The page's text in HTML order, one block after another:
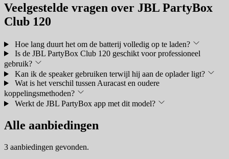
Veelgestelde vragen over JBL PartyBox
Club 120
Hoe lang duurt het om de batterij volledig op te laden?
Is de JBL PartyBox Club 120 geschikt voor professioneel
gebruik?
Kan ik de speaker gebruiken terwijl hij aan de oplader ligt?
Wat is het verschil tussen Auracast en oudere
koppelingsmethoden?
Werkt de JBL PartyBox app met dit model?
Alle aanbiedingen
3 aanbiedingen gevonden.